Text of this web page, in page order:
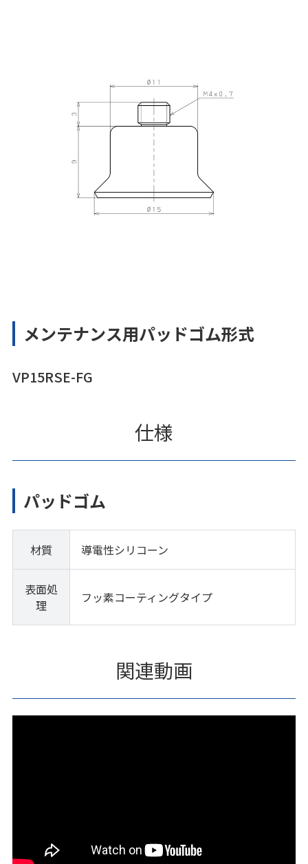
メンテナンス用パッドゴム形式
VP15RSE-FG
仕様
パッドゴム
材質 導電性シリコーン
表面処
理
フッ素コーティングタイプ
関連動画